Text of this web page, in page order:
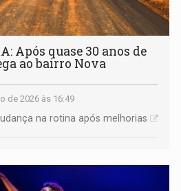
Após quase 30 anos de
ao bairro Nova
de 2026 às 16:49
na rotina após melhorias